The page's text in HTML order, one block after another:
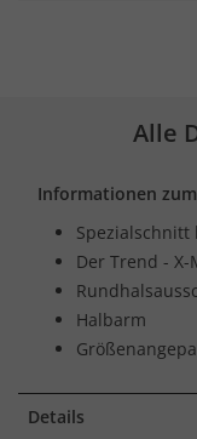
Alle
Informationen
Spezialschnitt
Der Trend - X-
Halbarm
Details